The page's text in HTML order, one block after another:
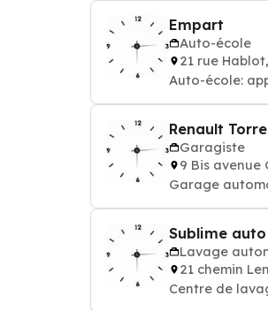
Empart
Auto-école
21 rue
Auto-école:
Renault
Garagiste
9 Bis avenue
Garage
Sublime auto
Lavage
21 chemin
Centre de